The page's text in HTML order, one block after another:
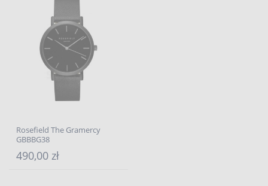
Rosefield The Gramercy
GBBBG38
490,00 zł